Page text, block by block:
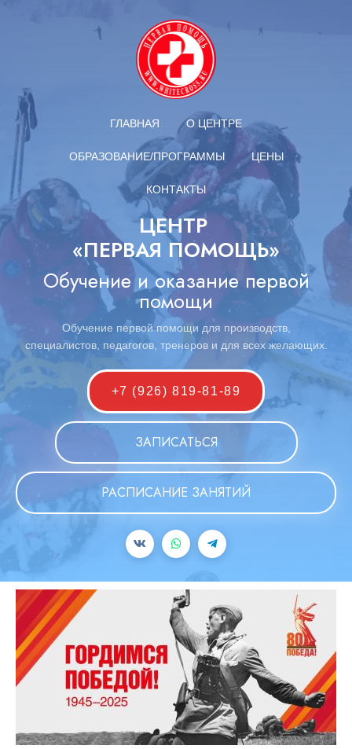
ГЛАВНАЯ О ЦЕНТРЕ
ОБРАЗОВАНИЕ/ПРОГРАММЫ ЦЕНЫ
КОНТАКТЫ
ЦЕНТР
«ПЕРВАЯ ПОМОЩЬ»
Обучение и оказание первой
помощи
Обучение первой помощи для производств,
специалистов, педагогов, тренеров и для всех желающих.
+7 (926) 819-81-89
ЗАПИСАТЬСЯ
РАСПИСАНИЕ ЗАНЯТИЙ